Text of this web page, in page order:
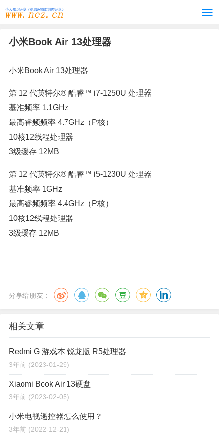
小米Book Air 13处理器
小米Book Air 13处理器
第 12 代英特尔® 酷睿™ i7-1250U 处理器
基准频率 1.1GHz
最高睿频频率 4.7GHz（P核）
10核12线程处理器
3级缓存 12MB
第 12 代英特尔® 酷睿™ i5-1230U 处理器
基准频率 1GHz
最高睿频频率 4.4GHz（P核）
10核12线程处理器
3级缓存 12MB
分享给朋友：
相关文章
Redmi G 游戏本 锐龙版 R5处理器
3年前 (2023-01-29)
Xiaomi Book Air 13硬盘
3年前 (2023-02-05)
小米电视遥控器怎么使用？
3年前 (2022-12-21)